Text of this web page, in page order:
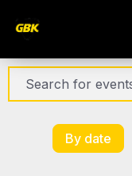
By date